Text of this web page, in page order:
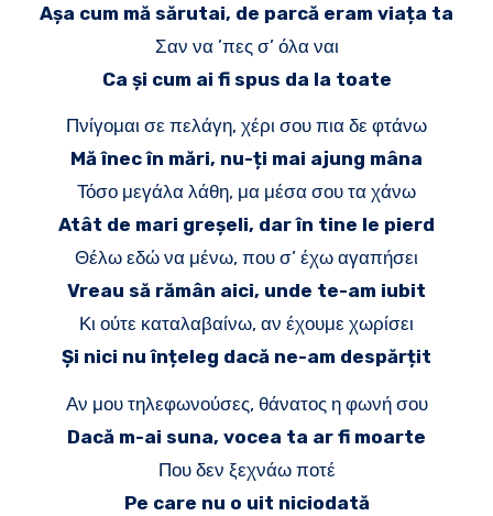
Așa cum mă sărutai, de parcă eram viața ta
Σαν να ’πες σ’ όλα ναι
Ca și cum ai fi spus da la toate
Πνίγομαι σε πελάγη, χέρι σου πια δε φτάνω
Mă înec în mări, nu-ți mai ajung mâna
Τόσο μεγάλα λάθη, μα μέσα σου τα χάνω
Atât de mari greșeli, dar în tine le pierd
Θέλω εδώ να μένω, που σ’ έχω αγαπήσει
Vreau să rămân aici, unde te-am iubit
Κι ούτε καταλαβαίνω, αν έχουμε χωρίσει
Și nici nu înțeleg dacă ne-am despărțit
Αν μου τηλεφωνούσες, θάνατος η φωνή σου
Dacă m-ai suna, vocea ta ar fi moarte
Που δεν ξεχνάω ποτέ
Pe care nu o uit niciodată